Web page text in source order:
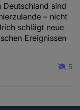
sind
– nicht
schlägt neue
Ereignissen
5